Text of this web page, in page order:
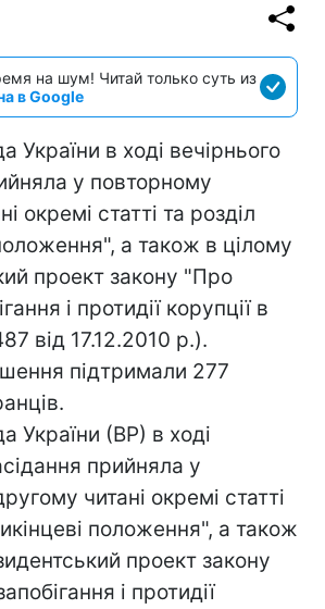
на шум! Читай только суть из
в Google
України в ході вечірнього
у повторному
окремі статті та розділ
а також в цілому
проект закону "Про
і протидії корупції в
від 17.12.2010 р.).
підтримали 277
України (ВР) в ході
прийняла у
читані окремі статті
положення", а також
проект закону
і протидії